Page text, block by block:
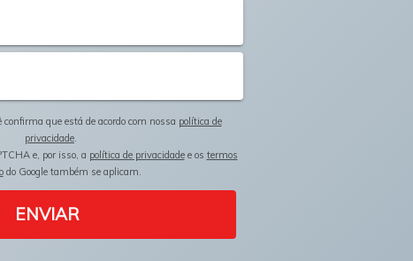
que está de acordo com nossa política de
privacidade
e, por isso, a política de privacidadee os termos
do Google também se aplicam.
ENVIAR